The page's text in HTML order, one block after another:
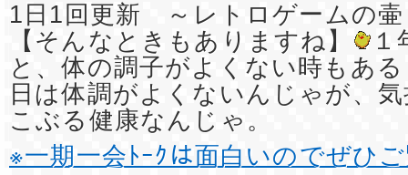
1日1回更新 ～レトロゲームの壷
【そんなときもありますね】
と、体の調子がよくない時もあ
日は体調がよくないんじゃが、
こぶる健康なんじゃ。
※一期一会ﾄｰｸは面白いのでぜひ